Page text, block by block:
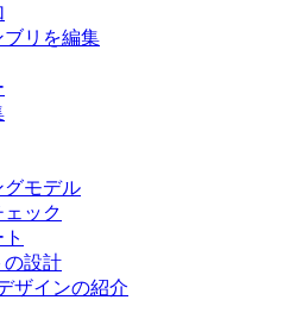
リを編集
グモデル
ック
の設計
ザインの紹介